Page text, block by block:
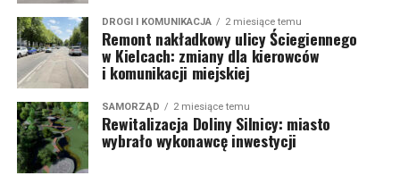
DROGI I KOMUNIKACJA 2 miesiące temu
Remont nakładkowy ulicy Ściegiennego
w Kielcach: zmiany dla kierowców
i komunikacji miejskiej
SAMORZĄD 2 miesiące temu
Rewitalizacja Doliny Silnicy: miasto
wybrało wykonawcę inwestycji